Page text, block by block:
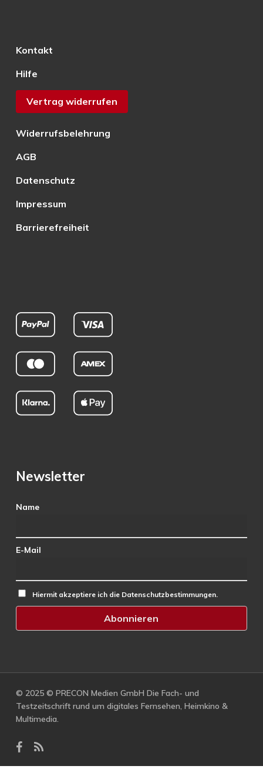
Kontakt
Hilfe
Vertrag widerrufen
Widerrufsbelehrung
AGB
Datenschutz
Impressum
Barrierefreiheit
Newsletter
Name
E-Mail
Hiermit akzeptiere ich die Datenschutzbestimmungen.
© 2025 © PRECON Medien GmbH Die Fach- und
Testzeitschrift rund um digitales Fernsehen, Heimkino &
Multimedia.
facebook
RSS